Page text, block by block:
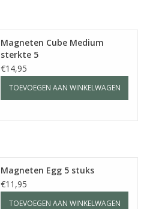
Magneten Cube Medium
sterkte 5
€14,95
TOEVOEGEN AAN WINKELWAGEN
Magneten Egg 5 stuks
€11,95
TOEVOEGEN AAN WINKELWAGEN